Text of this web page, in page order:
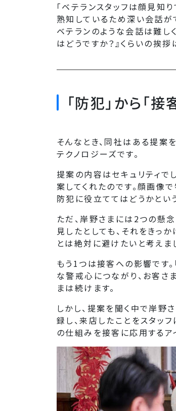
「ベテランスタッフは顔見知
熟知しているため深い会話が
ベテランのような会話は難し
はどうですか？』くらいの挨
「防犯」から「
そんなとき、同社はある提案
テクノロジーズです。
提案の内容はセキュリティで
案してくれたのです。顔画像
防犯に役立ててはどうかとい
ただ、岸野さまには2つの懸
見したとしても、それをきっ
とは絶対に避けたいと考えまし
もう1つは接客への影響です
な警戒心につながり、お客さ
まは続けます。
しかし、提案を聞く中で岸野
録し、来店したことをスタッ
の仕組みを接客に応用するア